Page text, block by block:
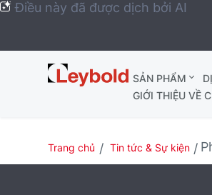
Điều này đã được dịch bởi AI
Leybold
Global
SẢN PHẨM
GIỚI THIỆU VỀ
Trang chủ Tin tức & Sự kiện